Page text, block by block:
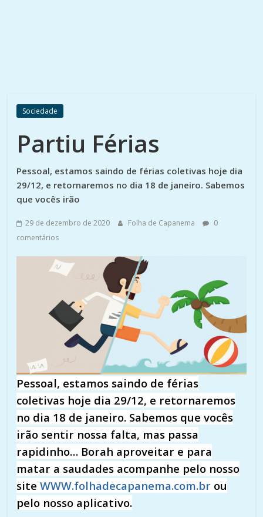
Sociedade
Partiu Férias
Pessoal, estamos saindo de férias coletivas hoje dia
29/12, e retornaremos no dia 18 de janeiro. Sabemos
que vocês irão
29 de dezembro de 2020 Folha de Capanema
0
comentários
Pessoal, estamos saindo de férias
coletivas hoje dia 29/12, e retornaremos
no dia 18 de janeiro. Sabemos que vocês
irão sentir nossa falta, mas passa
rapidinho… Borah aproveitar e para
matar a saudades acompanhe pelo nosso
siteWWW.folhadecapanema.com.br ou
pelo nosso aplicativo.